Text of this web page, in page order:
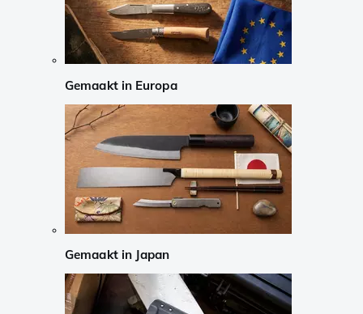
Gemaakt in Europa
Gemaakt in Japan